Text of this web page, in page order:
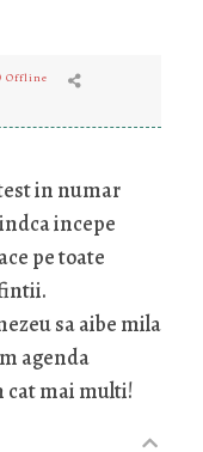
Offline
in numar
incepe
pe toate
sa aibe mila
agenda
cat mai multi!